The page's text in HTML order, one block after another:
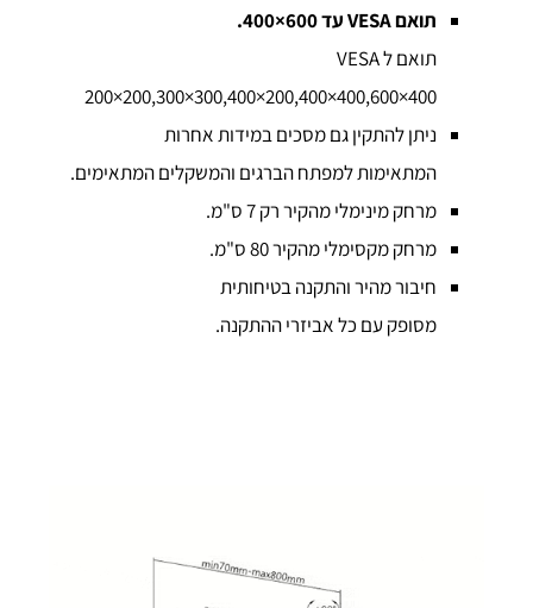
תואם VESA עד 600×400.
תואם ל VESA
200×200,300×300,400×200,400×400,600×400
ניתן להתקין גם מסכים במידות אחרות
המתאימות למפתח הברגים והמשקלים המתאימים.
מרחק מינימלי מהקיר רק 7 ס"מ.
מרחק מקסימלי מהקיר 80 ס"מ.
חיבור מהיר והתקנה בטיחותית
מסופק עם כל אביזרי ההתקנה.